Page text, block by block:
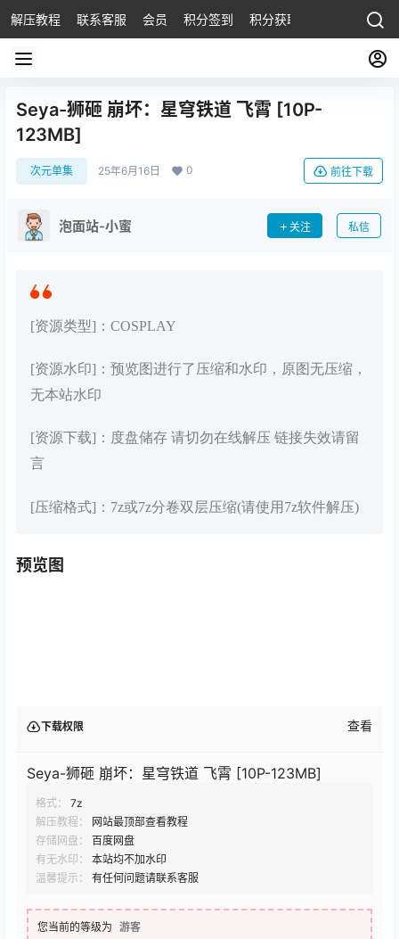
解压教程 联系客服 会员 积分签到 积分获取
Seya-狮砸 崩坏：星穹铁道 飞霄 [10P-
123MB]
次元单集 25年6月16日 0 前往下载
泡面站-小蜜 关注 私信
[资源类型]：COSPLAY
[资源水印]：预览图进行了压缩和水印，原图无压缩，
无本站水印
[资源下载]：度盘储存 请切勿在线解压 链接失效请留
言
[压缩格式]：7z或7z分卷双层压缩(请使用7z软件解压)
预览图
下载权限 查看
Seya-狮砸 崩坏：星穹铁道 飞霄 [10P-123MB]
格式：
7z
解压教程：
网站最顶部查看教程
存储网盘：
百度网盘
有无水印：
本站均不加水印
温馨提示：
有任何问题请联系客服
您当前的等级为 游客